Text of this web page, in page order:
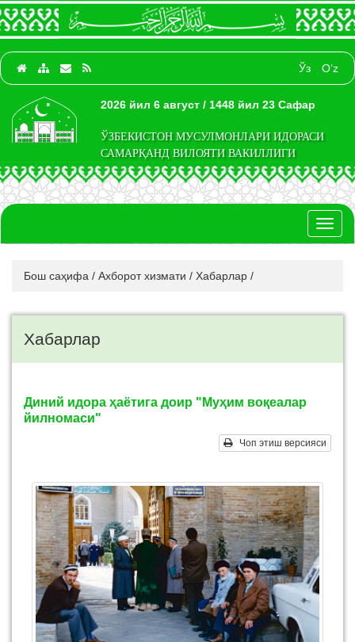
Ўз O‘z
2026 йил 6 август / 1448 йил 23 Сафар
ЎЗБЕКИСТОН МУСУЛМОНЛАРИ ИДОРАСИ
САМАРҚАНД ВИЛОЯТИ ВАКИЛЛИГИ
Бош саҳифа / Ахборот хизмати / Хабарлар /
Хабарлар
Диний идора ҳаётига доир "Муҳим воқеалар
йилномаси"
Чоп этиш версияси